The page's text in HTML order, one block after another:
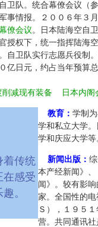
卫队。统合幕僚会议
事情报。２００６年３月
僚会议。日本陆海空自
授权下，统一指挥陆海
自卫队实行志愿兵役制
亿日元，约占当年预算
削减现有装备
日本内
着传统
在感受
。
教育： 学制
学和私立大学
学和庆应大学等
新闻出版：
本产经新闻》
闻》。较有影
家。全国性的
Ｓ），１９５
营。共同通讯